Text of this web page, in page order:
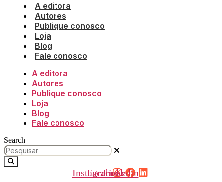
A editora
Autores
Publique conosco
Loja
Blog
Fale conosco
A editora
Autores
Publique conosco
Loja
Blog
Fale conosco
Search
Instagram
Facebook
Linkedin